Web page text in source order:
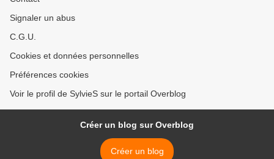
Signaler un abus
C.G.U.
Cookies et données personnelles
Préférences cookies
Voir le profil de SylvieS sur le portail Overblog
Créer un blog sur Overblog
Créer un blog